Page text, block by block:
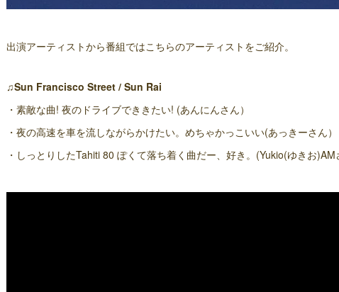
出演アーティストから番組ではこちらのアーティストをご紹介。
♫Sun Francisco Street / Sun Rai
・素敵な曲! 夜のドライブでききたい! (あんにんさん）
・夜の高速を車を流しながらかけたい。めちゃかっこいい(あっきーさん）
・しっとりしたTahiti 80 ぽくて落ち着く曲だー、好き。(Yukio(ゆきお)AM